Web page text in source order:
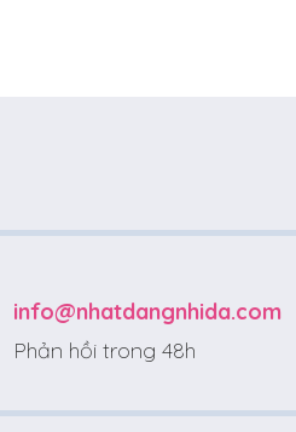
info@nhatdangnhida.com
Phản hồi trong 48h